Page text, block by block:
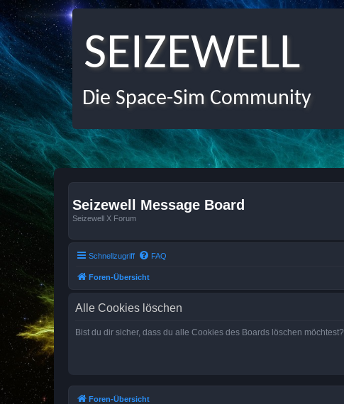
SEIZEWELL
Die Space-Sim Community
Seizewell Message Board
Seizewell X Forum
Schnellzugriff FAQ
Foren-Übersicht
Alle Cookies löschen
Bist du dir sicher, dass du alle Cookies des Boards löschen möchtest?
Foren-Übersicht